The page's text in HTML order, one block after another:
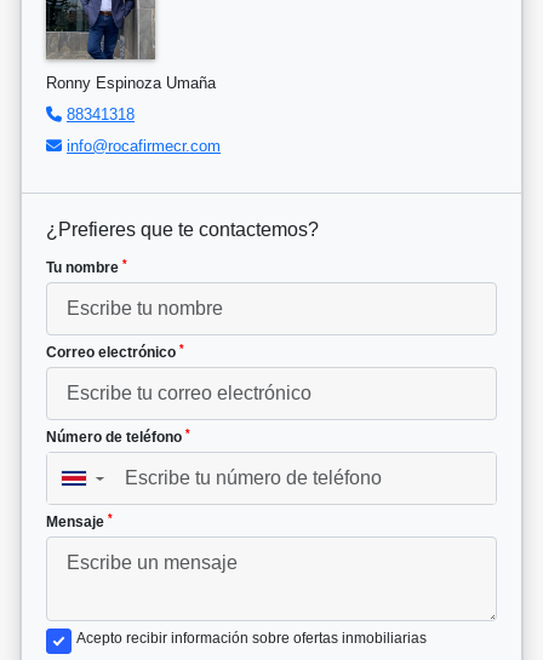
Ronny Espinoza Umaña
88341318
info@rocafirmecr.com
¿Prefieres que te contactemos?
Tu nombre *
Correo electrónico *
Número de teléfono *
▼
Mensaje *
Acepto recibir información sobre ofertas inmobiliarias